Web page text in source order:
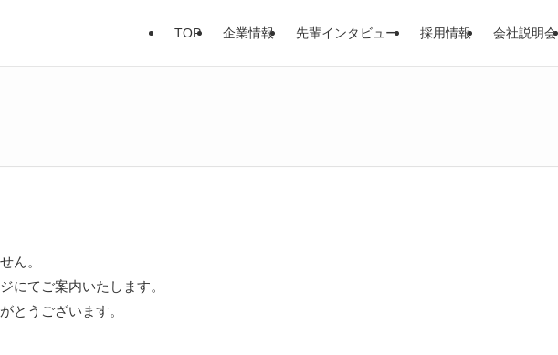
TOP 企業情報 先輩インタビュー 採用情報 会社説明会
ん。
にてご案内いたします。
とうございます。